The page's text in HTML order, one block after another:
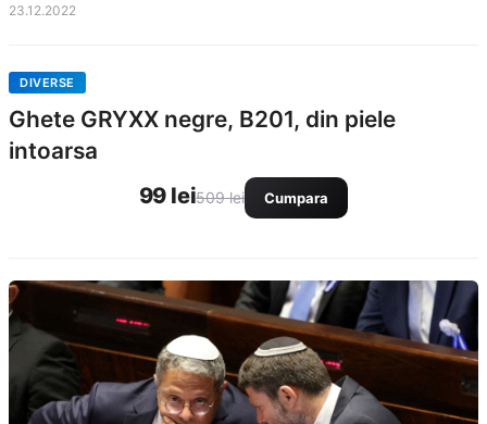
23.12.2022
DIVERSE
Ghete GRYXX negre, B201, din piele
intoarsa
99 lei509 lei Cumpara